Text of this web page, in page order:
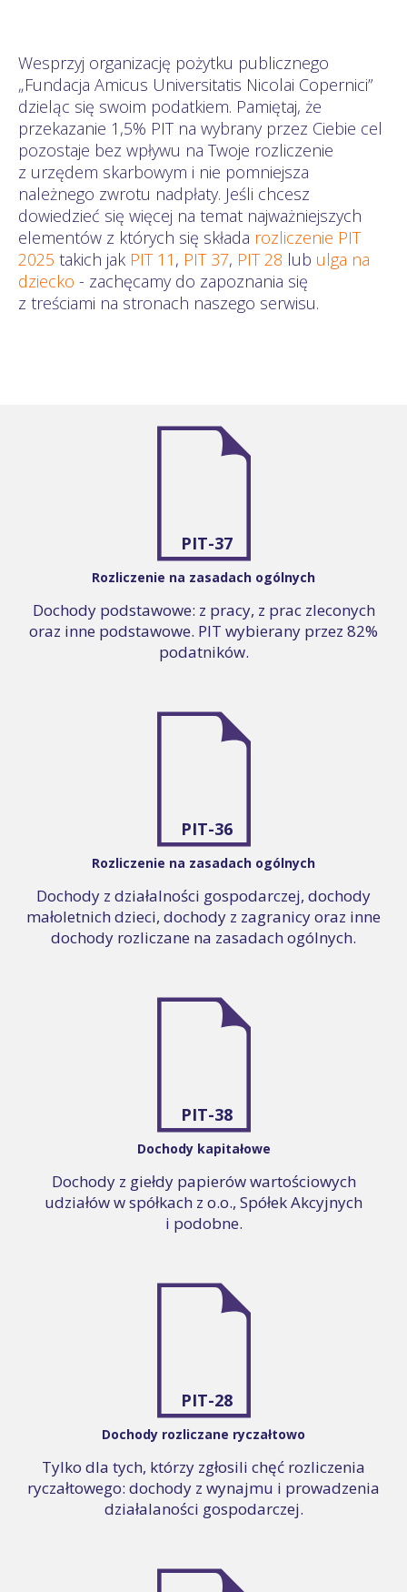
Wesprzyj organizację pożytku publicznego
„Fundacja Amicus Universitatis Nicolai Copernici”
dzieląc się swoim podatkiem. Pamiętaj, że
przekazanie 1,5% PIT na wybrany przez Ciebie cel
pozostaje bez wpływu na Twoje rozliczenie
z urzędem skarbowym i nie pomniejsza
należnego zwrotu nadpłaty. Jeśli chcesz
dowiedzieć się więcej na temat najważniejszych
elementów z których się składa rozliczenie PIT
2025 takich jak PIT 11 , PIT 37, PIT 28 lub ulga na
dziecko - zachęcamy do zapoznania się
z treściami na stronach naszego serwisu.
PIT-37
Rozliczenie na zasadach ogólnych
Dochody podstawowe: z pracy, z prac zleconych
oraz inne podstawowe. PIT wybierany przez 82%
podatników.
PIT-36
Rozliczenie na zasadach ogólnych
Dochody z działalności gospodarczej, dochody
małoletnich dzieci, dochody z zagranicy oraz inne
dochody rozliczane na zasadach ogólnych.
PIT-38
Dochody kapitałowe
Dochody z giełdy papierów wartościowych
udziałów w spółkach z o.o., Spółek Akcyjnych
i podobne.
PIT-28
Dochody rozliczane ryczałtowo
Tylko dla tych, którzy zgłosili chęć rozliczenia
ryczałtowego: dochody z wynajmu i prowadzenia
działalaności gospodarczej.